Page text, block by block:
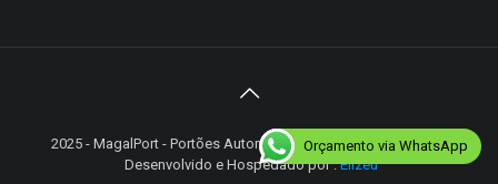
2025 - MagalPort - Portões Automáticos - Diretos reservados |
Desenvolvido e Hospedado por :Elizeu
Orçamento via WhatsApp